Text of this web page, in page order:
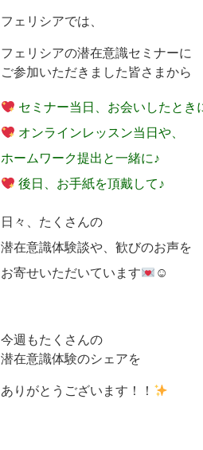
フェリシアでは、
フェリシアの潜在意識セミナーに
ご参加いただきました皆さまから
セミナー当日、お会いしたとき
オンラインレッスン当日や、
ホームワーク提出と一緒に♪
後日、お手紙を頂戴して♪
日々、たくさんの
潜在意識体験談や、歓びのお声を
お寄せいただいています
☺
今週もたくさんの
潜在意識体験のシェアを
ありがとうございます！！